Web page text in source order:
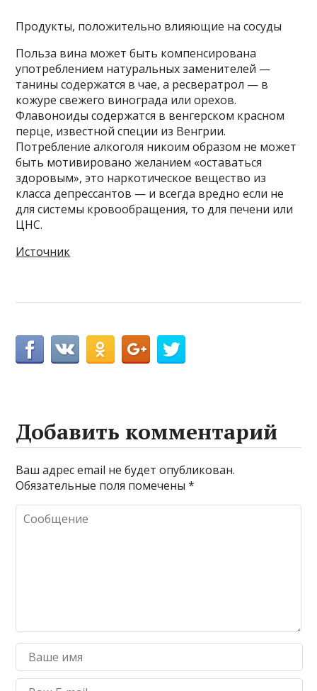
Продукты, положительно влияющие на сосуды
Польза вина может быть компенсирована
употреблением натуральных заменителей —
танины содержатся в чае, а ресвератрол — в
кожуре свежего винограда или орехов.
Флавоноиды содержатся в венгерском красном
перце, известной специи из Венгрии.
Потребление алкоголя никоим образом не может
быть мотивировано желанием «оставаться
здоровым», это наркотическое вещество из
класса депрессантов — и всегда вредно если не
для системы кровообращения, то для печени или
ЦНС.
Источник
Добавить комментарий
Ваш адрес email не будет опубликован.
Обязательные поля помечены*